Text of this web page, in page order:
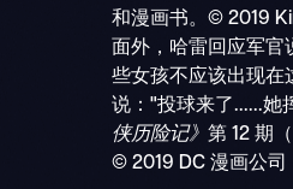
和漫画书。© 2019
面外，哈雷回应军官
些女孩不应该出现在
说："投球来了......她
侠历险记》 第 12 期
© 2019 DC 漫画公司